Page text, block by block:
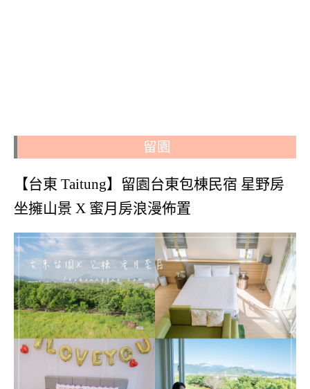
留園
【台東 Taitung】留園台東包棟民宿 星野房
坐擁山景 X 蜜月房浪漫佈置